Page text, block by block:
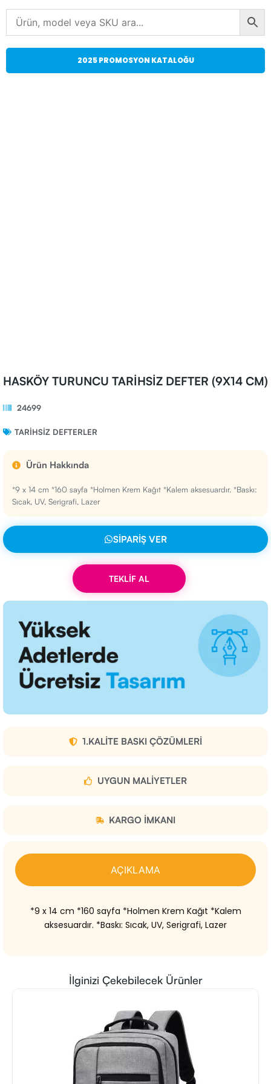
2025 PROMOSYON KATALOĞU
HASKÖY TURUNCU TARİHSİZ DEFTER (9X14 CM)
24699
TARIHSIZ DEFTERLER
Ürün Hakkında
*9 x 14 cm *160 sayfa *Holmen Krem Kağıt *Kalem aksesuardır. *Baskı:
Sıcak, UV, Serigrafi, Lazer
SIPARIŞ VER
TEKLİF AL
1.KALITE BASKI ÇÖZÜMLERI
UYGUN MALIYETLER
KARGO IMKANI
AÇIKLAMA
*9 x 14 cm *160 sayfa *Holmen Krem Kağıt *Kalem
aksesuardır. *Baskı: Sıcak, UV, Serigrafi, Lazer
İlginizi Çekebilecek Ürünler